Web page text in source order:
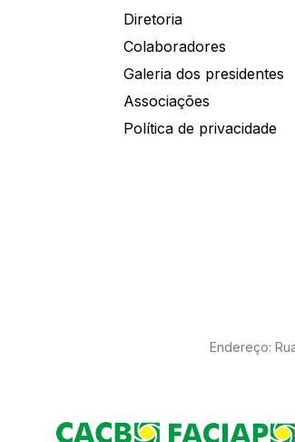
Diretoria
Colaboradores
Galeria dos presidentes
Associações
Política de privacidade
Endereço: